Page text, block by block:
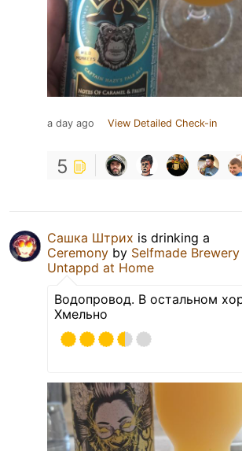
a day ago View Detailed Check-in
5
Сашка Штрих is drinking a
Ceremony by Selfmade Brewery
Untappd at Home
Водопровод. В остальном
Хмельно